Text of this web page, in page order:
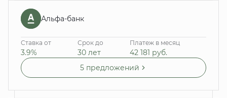
Альфа-банк
Ставка от
3.9%
Срок до
30 лет
Платеж в месяц
42 181 руб.
5 предложений